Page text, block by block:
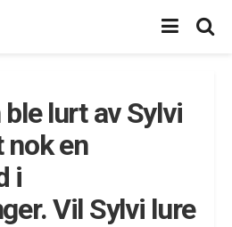
lurt av Sylvi
nok en
i
Vil Sylvi lure